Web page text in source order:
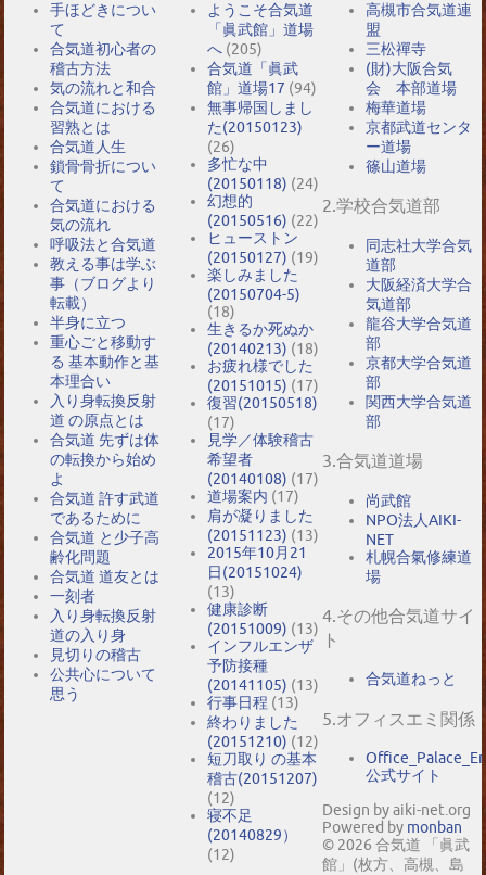
手ほどきについ
て
合気道初心者の
稽古方法
気の流れと和合
合気道における
習熟とは
合気道人生
鎖骨骨折につい
て
合気道における
気の流れ
呼吸法と合気道
教える事は学ぶ
事（ブログより
転載）
半身に立つ
重心ごと移動す
る 基本動作と基
本理合い
入り身転換反射
道 の原点とは
合気道 先ずは体
の転換から始め
よ
合気道 許す武道
であるために
合気道 と少子高
齢化問題
合気道 道友とは
一刻者
入り身転換反射
道の入り身
見切りの稽古
公共心について
思う
ようこそ合気道
「眞武館」道場
へ (205)
合気道「眞武
館」道場17 (94)
無事帰国しまし
た(20150123)
(26)
多忙な中
(20150118) (24)
幻想的
(20150516) (22)
ヒューストン
(20150127) (19)
楽しみました
(20150704-5)
(18)
生きるか死ぬか
(20140213) (18)
お疲れ様でした
(20151015) (17)
復習(20150518)
(17)
見学／体験稽古
希望者
(20140108) (17)
道場案内 (17)
肩が凝りました
(20151123) (13)
2015年10月21
日(20151024)
(13)
健康診断
(20151009) (13)
インフルエンザ
予防接種
(20141105) (13)
行事日程 (13)
終わりました
(20151210) (12)
短刀取り の基本
稽古(20151207)
(12)
寝不足
(20140829）
(12)
高槻市合気道連
盟
三松禪寺
(財)大阪合気
会 本部道場
梅華道場
京都武道センタ
ー道場
篠山道場
2.学校合気道部
同志社大学合気
道部
大阪経済大学合
気道部
龍谷大学合気道
部
京都大学合気道
部
関西大学合気道
部
3.合気道道場
尚武館
NPO法人AIKI-
NET
札幌合氣修練道
場
4.その他合気道サイ
ト
合気道ねっと
5.オフィスエミ関係
公式サイト
Design by aiki-net.org
Powered by monban
© 2026 合気道 「眞武
館」(枚方、高槻、島